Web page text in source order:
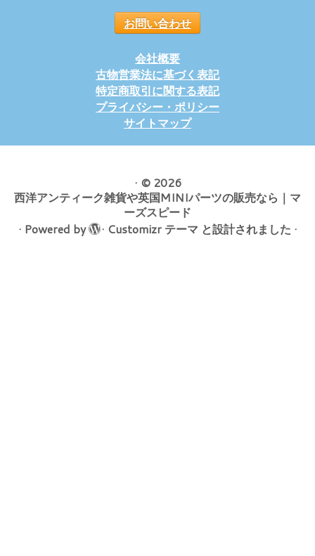
お問い合わせ
会社概要
古物営業法に基づく表記
特定商取引に関する表記
プライバシー・ポリシー
サイトマップ
· © 2026
西洋アンティーク雑貨や英国MINIパーツの販売なら｜マ
ーズスピード
· Powered by · Customizr テーマ と設計されました ·